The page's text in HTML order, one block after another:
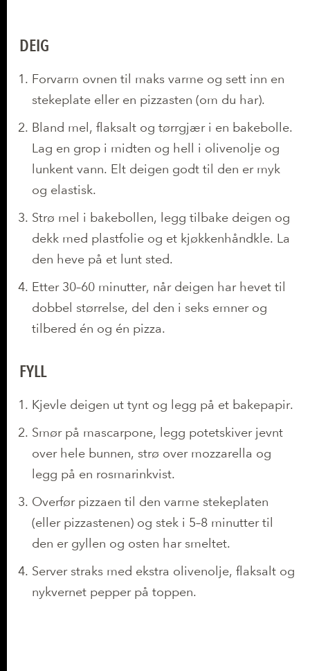
Slik gjør du det
DEIG
Forvarm ovnen til maks varme og sett inn en
stekeplate eller en pizzasten (om du har).
Bland mel, flaksalt og tørrgjær i en bakebolle.
Lag en grop i midten og hell i olivenolje og
lunkent vann. Elt deigen godt til den er myk
og elastisk.
Strø mel i bakebollen, legg tilbake deigen og
dekk med plastfolie og et kjøkkenhåndkle. La
den heve på et lunt sted.
Etter 30–60 minutter, når deigen har hevet til
dobbel størrelse, del den i seks emner og
tilbered én og én pizza.
FYLL
Kjevle deigen ut tynt og legg på et bakepapir.
Smør på mascarpone, legg potetskiver jevnt
over hele bunnen, strø over mozzarella og
legg på en rosmarinkvist.
Overfør pizzaen til den varme stekeplaten
(eller pizzastenen) og stek i 5–8 minutter til
den er gyllen og osten har smeltet.
Server straks med ekstra olivenolje, flaksalt og
nykvernet pepper på toppen.